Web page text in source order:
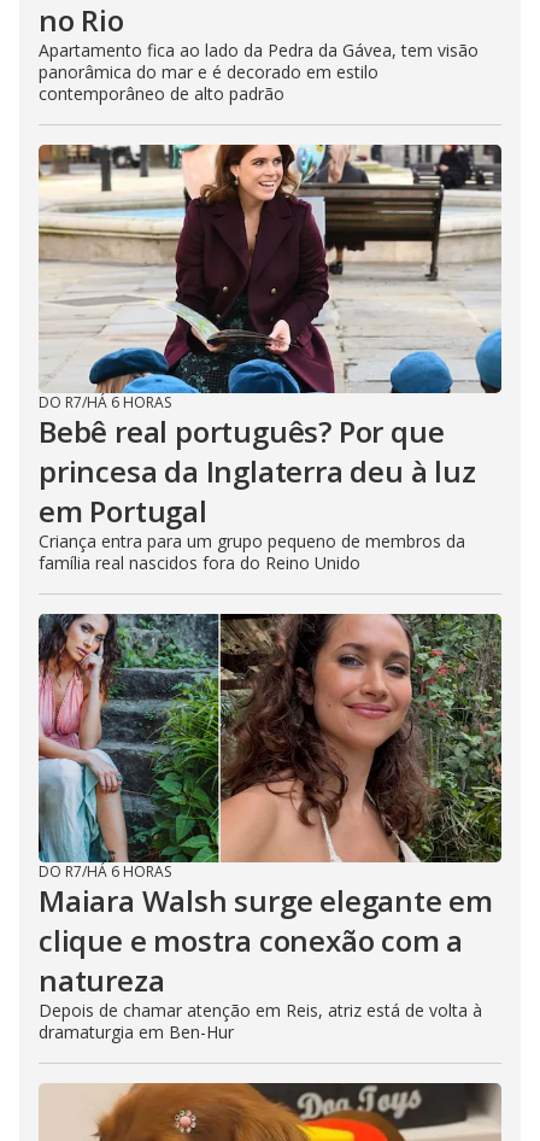
no Rio
Apartamento fica ao lado da Pedra da Gávea, tem visão
panorâmica do mar e é decorado em estilo
contemporâneo de alto padrão
DO R7/HÁ 6 HORAS
Bebê real português? Por que
princesa da Inglaterra deu à luz
em Portugal
Criança entra para um grupo pequeno de membros da
família real nascidos fora do Reino Unido
DO R7/HÁ 6 HORAS
Maiara Walsh surge elegante em
clique e mostra conexão com a
natureza
Depois de chamar atenção em Reis, atriz está de volta à
dramaturgia em Ben-Hur